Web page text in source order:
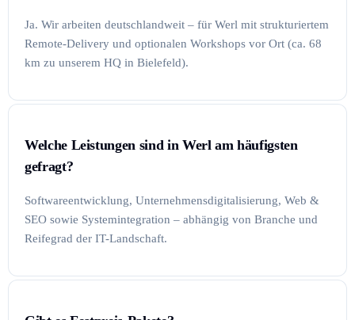
Ja. Wir arbeiten deutschlandweit – für Werl mit strukturiertem
Remote-Delivery und optionalen Workshops vor Ort (ca. 68
km zu unserem HQ in Bielefeld).
Welche Leistungen sind in Werl am häufigsten
gefragt?
Softwareentwicklung, Unternehmensdigitalisierung, Web &
SEO sowie Systemintegration – abhängig von Branche und
Reifegrad der IT-Landschaft.